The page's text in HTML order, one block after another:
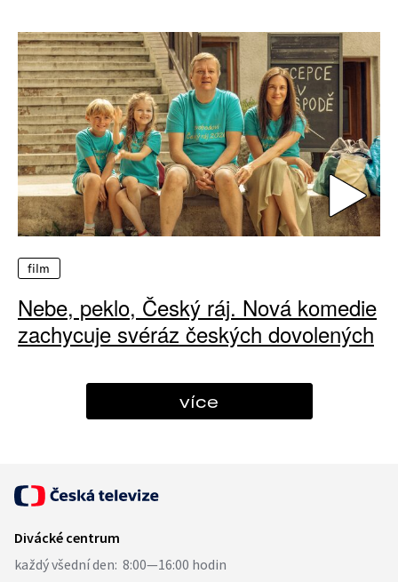
film
Nebe, peklo, Český ráj. Nová komedie
zachycuje svéráz českých dovolených
více